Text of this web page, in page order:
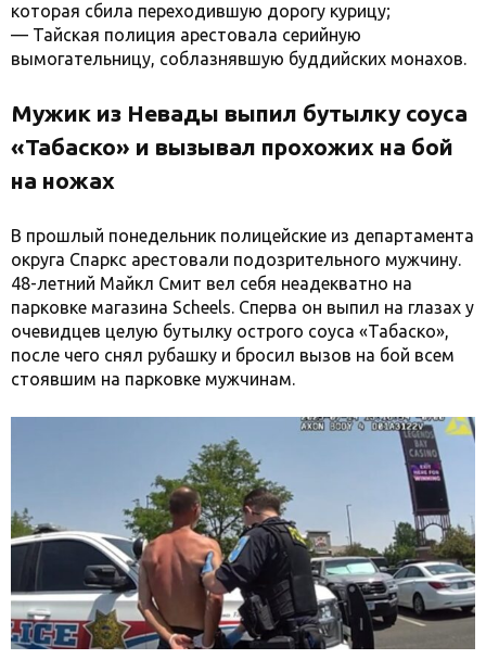
которая сбила переходившую дорогу курицу;
— Тайская полиция арестовала серийную
вымогательницу, соблазнявшую буддийских монахов.
Мужик из Невады выпил бутылку соуса
«Табаско» и вызывал прохожих на бой
на ножах
В прошлый понедельник полицейские из департамента
округа Спаркс арестовали подозрительного мужчину.
48-летний Майкл Смит вел себя неадекватно на
парковке магазина Scheels. Сперва он выпил на глазах у
очевидцев целую бутылку острого соуса «Табаско»,
после чего снял рубашку и бросил вызов на бой всем
стоявшим на парковке мужчинам.